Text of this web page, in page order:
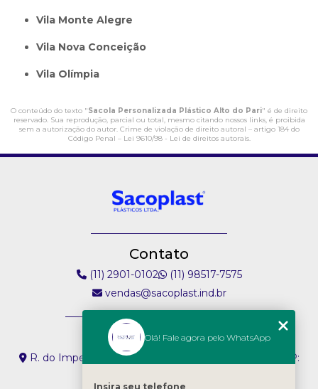
Vila Monte Alegre
Vila Nova Conceição
Vila Olímpia
O conteúdo do texto "Sacola Personalizada Plástico Alto do Pari" é de direito
reservado. Sua reprodução, parcial ou total, mesmo citando nossos links, é proibida
sem a autorização do autor. Crime de violação de direito autoral – artigo 184 do
Código Penal – Lei 9610/98 - Lei de direitos autorais.
Contato
(11) 2901-0102
(11) 98517-7575
vendas@sacoplast.ind.br
Endereço
R. do Imperador, 304 - Vila Paiva São Paulo - SP - CEP:
Olá! Fale agora pelo WhatsApp
Insira seu telefone